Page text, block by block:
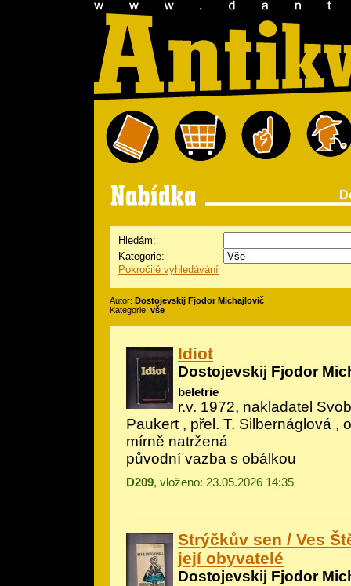
Hledám:
Kategorie:
Pokročilé vyhledávání
Autor: Dostojevskij Fjodor Michajlovič
Kategorie: vše
Idiot
Dostojevskij Fjodor
beletrie
r.v. 1972, nakladatel
Paukert , přel. T. Silbernáglová ,
mírně natržená
původní vazba s obálkou
D209, vloženo: 23.05.2026 14:35
Strýčkův sen / Ves
její obyvatelé
Dostojevskij Fjodor